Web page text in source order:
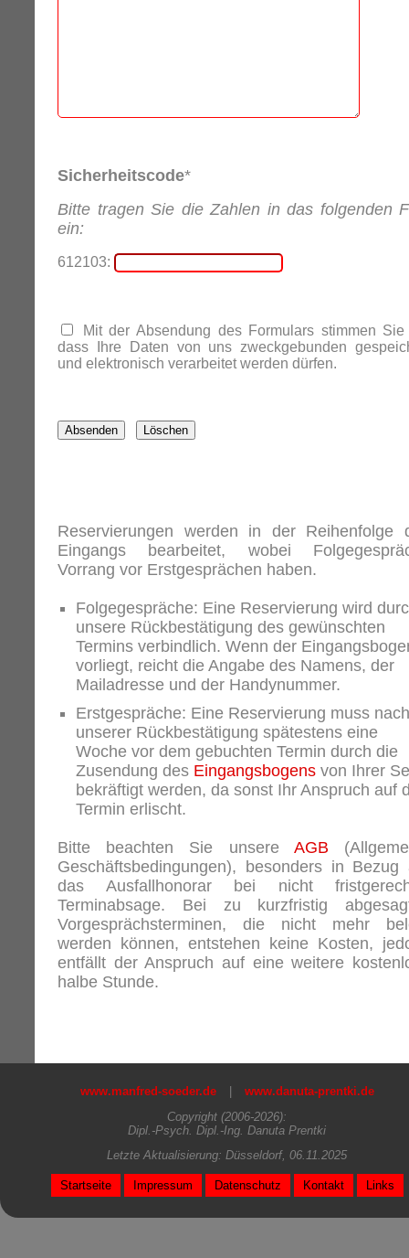
Sicherheitscode*
Bitte tragen Sie die Zahlen in das folgenden
ein:
612103:
Mit der Absendung des Formulars stimmen Sie
dass Ihre Daten von uns zweckgebunden
und elektronisch verarbeitet werden dürfen.
Reservierungen werden in der Reihenfolge
Eingangs bearbeitet, wobei
Vorrang vor Erstgesprächen haben.
Folgegespräche: Eine Reservierung wird
unsere Rückbestätigung des gewünschten
Termins verbindlich. Wenn der
vorliegt, reicht die Angabe des Namens, der
Mailadresse und der Handynummer.
Erstgespräche: Eine Reservierung muss nach
unserer Rückbestätigung spätestens eine
Woche vor dem gebuchten Termin durch die
Zusendung des Eingangsbogens von Ihrer
bekräftigt werden, da sonst Ihr Anspruch auf
Termin erlischt.
Bitte beachten Sie unsere AGB
Geschäftsbedingungen), besonders in Bezug
das Ausfallhonorar bei nicht
Terminabsage. Bei zu kurzfristig
Vorgesprächsterminen, die nicht mehr
werden können, entstehen keine Kosten,
entfällt der Anspruch auf eine weitere
halbe Stunde.
www.manfred-soeder.de
www.danuta-prentki.de
Copyright (2006-2026):
Dipl.-Psych. Dipl.-Ing. Danuta Prentki
Letzte Aktualisierung: Düsseldorf, 06.11.2025
Startseite Impressum Datenschutz Kontakt Links